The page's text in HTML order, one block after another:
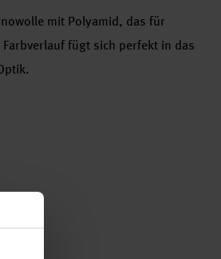
mit Polyamid, das für
fügt sich perfekt in das